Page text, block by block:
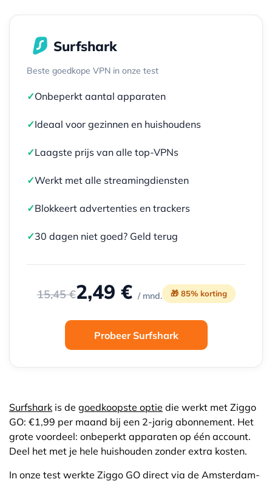
Surfshark
Beste goedkope VPN in onze test
✓Onbeperkt aantal apparaten
✓Ideaal voor gezinnen en huishoudens
✓Laagste prijs van alle top-VPNs
✓Werkt met alle streamingdiensten
✓Blokkeert advertenties en trackers
✓30 dagen niet goed? Geld terug
15,45 €2,49 € / mnd. 🎁 85% korting
Probeer Surfshark
Surfshark is de goedkoopste optie die werkt met Ziggo
GO: €1,99 per maand bij een 2-jarig abonnement. Het
grote voordeel: onbeperkt apparaten op één account.
Deel het met je hele huishouden zonder extra kosten.
In onze test werkte Ziggo GO direct via de Amsterdam-